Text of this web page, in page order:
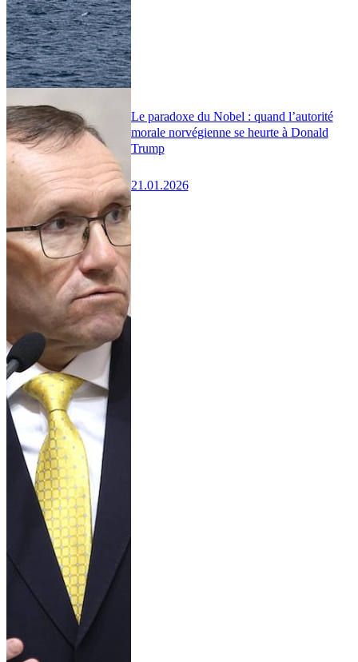
Le paradoxe du Nobel : quand l’autorité
morale norvégienne se heurte à Donald
Trump
21.01.2026